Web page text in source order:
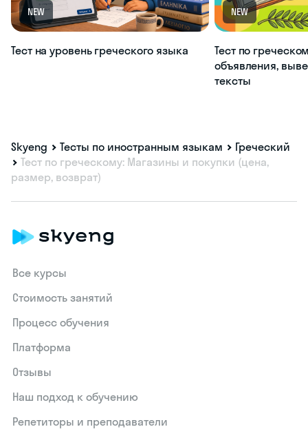
NEW
Тест на уровень греческого языка
NEW
Тест по
объявления,
тексты
Skyeng Тесты по иностранным языкам
Греческий
Тест по греческому: Магазины и покупки (цена,
размер, возврат)
Все курсы
Стоимость занятий
Процесс обучения
Платформа
Отзывы
Наш подход к обучению
Репетиторы и преподаватели